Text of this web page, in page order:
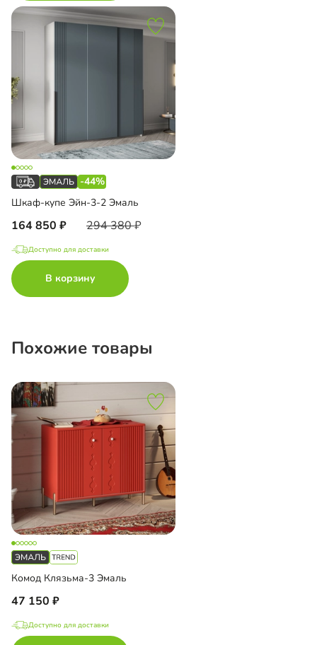
-44%
Шкаф-купе Эйн-3-2 Эмаль
164 850 294 380
Доступно для доставки
В корзину
Похожие товары
Комод Клязьма-3 Эмаль
47 150
Доступно для доставки